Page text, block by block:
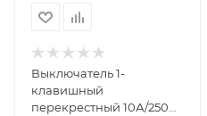
Выключатель 1-
клавишный
перекрестный 10А/250В,